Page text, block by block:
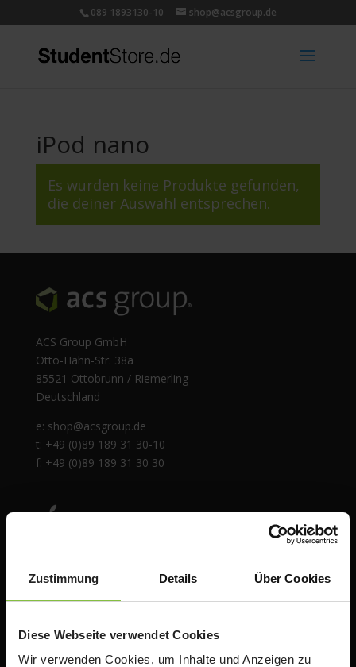
Zustimmung Details Über Cookies
Diese Webseite verwendet Cookies
Wir verwenden Cookies, um Inhalte und Anzeigen zu
089 1893130-10 shop@acsgroup.de
iPod nano
Es wurden keine Produkte gefunden,
die deiner Auswahl entsprechen.
ACS Group GmbH
Otto-Hahn-Str. 38a
85521 Ottobrunn / Riemerling
Deutschland
e: shop@acsgroup.de
t: +49 (0)89 189 31 30-10
f: +49 (0)89 189 31 30 30